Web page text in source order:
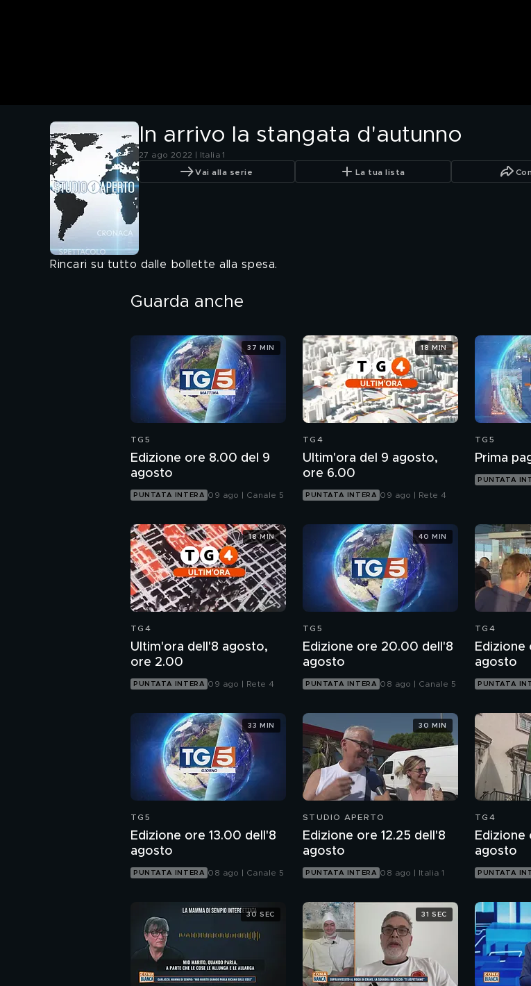
In arrivo la stangata d'autunno
27 ago 2022 | Italia 1
Vai alla serie La tua lista
Rincari su tutto dalle bollette alla spesa.
Guarda anche
TG5
Edizione ore 8.00 del 9
agosto
PUNTATA INTERA 09 ago | Canale 5
37 MIN
TG4
Ultim'ora del 9 agosto,
ore 6.00
PUNTATA INTERA 09 ago | Rete 4
18 MIN
TG5
Prima
PUNTATA
TG4
Ultim'ora dell'8 agosto,
ore 2.00
PUNTATA INTERA 09 ago | Rete 4
18 MIN
TG5
Edizione ore 20.00 dell'8
agosto
PUNTATA INTERA 08 ago | Canale 5
40 MIN
TG4
Edizione
agosto
PUNTATA
TG5
Edizione ore 13.00 dell'8
agosto
PUNTATA INTERA 08 ago | Canale 5
33 MIN
STUDIO APERTO
Edizione ore 12.25 dell'8
agosto
PUNTATA INTERA 08 ago | Italia 1
30 MIN
TG4
Edizione
agosto
PUNTATA
30 SEC 31 SEC